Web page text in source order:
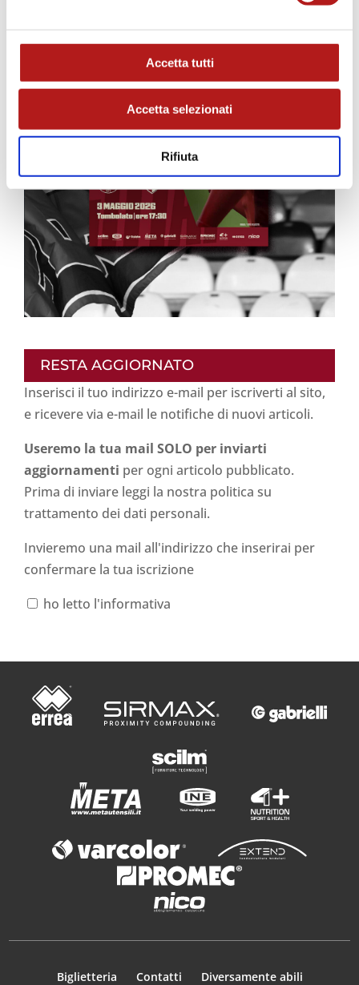
Accetta tutti
Accetta selezionati
Rifiuta
RESTA AGGIORNATO
Inserisci il tuo indirizzo e-mail per iscriverti al sito,
e ricevere via e-mail le notifiche di nuovi articoli.
Useremo la tua mail SOLO per inviarti
aggiornamenti per ogni articolo pubblicato.
Prima di inviare leggi la nostra politica su
trattamento dei dati personali.
Invieremo una mail all'indirizzo che inserirai per
confermare la tua iscrizione
ho letto l'informativa
Biglietteria Contatti Diversamente abili